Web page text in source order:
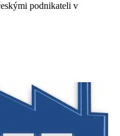
podnikateli v